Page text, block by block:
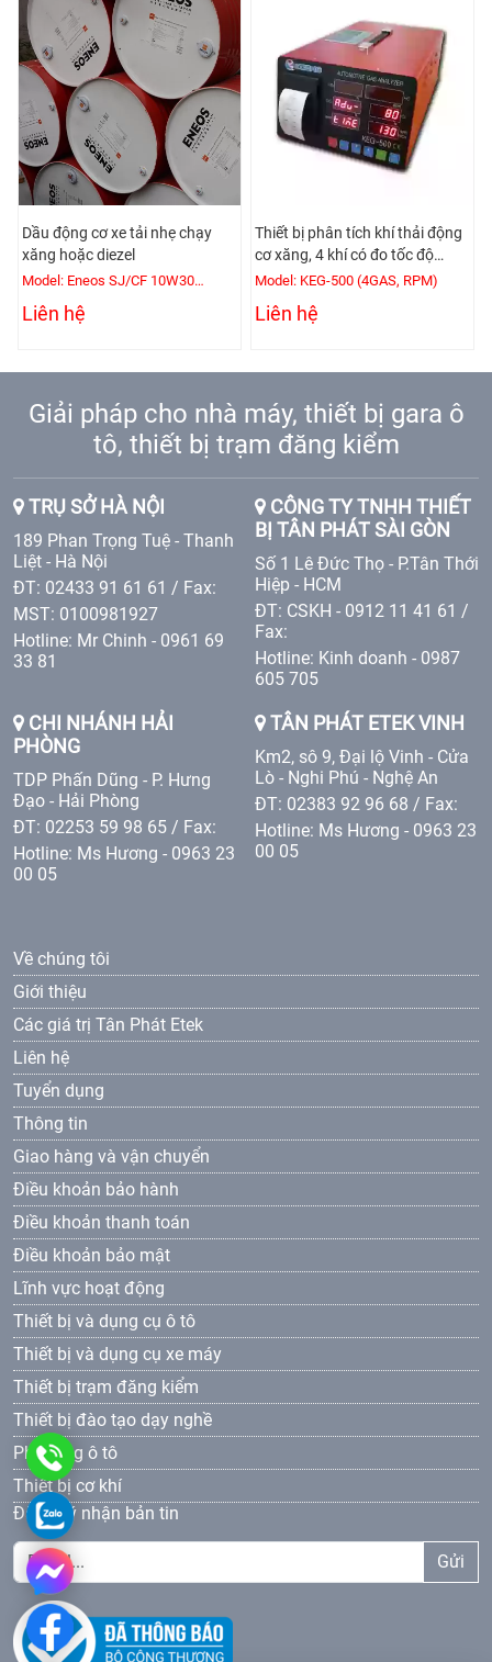
Dầu động cơ xe tải nhẹ chạy
xăng hoặc diezel
Model: Eneos SJ/CF 10W30
Liên hệ
Thiết bị phân tích khí thải động
cơ xăng, 4 khí có đo tốc độ
động cơ
Model: KEG-500 (4GAS, RPM)
Liên hệ
Giải pháp cho nhà máy, thiết bị gara ô
tô, thiết bị trạm đăng kiểm
TRỤ SỞ HÀ NỘI
189 Phan Trọng Tuệ - Thanh
Liệt - Hà Nội
ĐT: 02433 91 61 61 / Fax:
MST: 0100981927
Hotline: Mr Chinh - 0961 69
33 81
CÔNG TY TNHH THIẾT
BỊ TÂN PHÁT SÀI GÒN
Số 1 Lê Đức Thọ - P.Tân Thới
Hiệp - HCM
ĐT: CSKH - 0912 11 41 61 /
Fax:
Hotline: Kinh doanh - 0987
605 705
CHI NHÁNH HẢI
PHÒNG
TDP Phấn Dũng - P. Hưng
Đạo - Hải Phòng
ĐT: 02253 59 98 65 / Fax:
Hotline: Ms Hương - 0963 23
00 05
TÂN PHÁT ETEK VINH
Km2, sô 9, Đại lộ Vinh - Cửa
Lò - Nghi Phú - Nghệ An
ĐT: 02383 92 96 68 / Fax:
Hotline: Ms Hương - 0963 23
00 05
Về chúng tôi
Giới thiệu
Các giá trị Tân Phát Etek
Liên hệ
Tuyển dụng
Thông tin
Giao hàng và vận chuyển
Điều khoản bảo hành
Điều khoản thanh toán
Điều khoản bảo mật
Lĩnh vực hoạt động
Thiết bị và dụng cụ ô tô
Thiết bị và dụng cụ xe máy
Thiết bị trạm đăng kiểm
Thiết bị đào tạo dạy nghề
Phụ tùng ô tô
Thiết bị cơ khí
Đăng ký nhận bản tin
Gửi
0961
69
81
0961693381